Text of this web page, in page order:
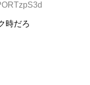
時だろ